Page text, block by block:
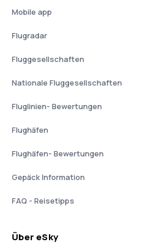
Mobile app
Flugradar
Fluggesellschaften
Nationale Fluggesellschaften
Fluglinien- Bewertungen
Flughäfen
Flughäfen- Bewertungen
Gepäck Information
FAQ - Reisetipps
Über eSky